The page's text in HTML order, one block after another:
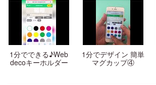
1分でできる♪Web
decoキーホルダー
1分でデザイン 簡単
マグカップ④